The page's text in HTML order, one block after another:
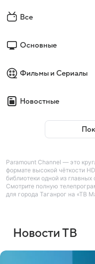
Все
Основные
Фильмы и Сериалы
Новостные
Paramount Channel — это
формате высокой чёткости
библиотеки одной из
Смотрите полную
для города Таганрог на «ТВ
Новости ТВ